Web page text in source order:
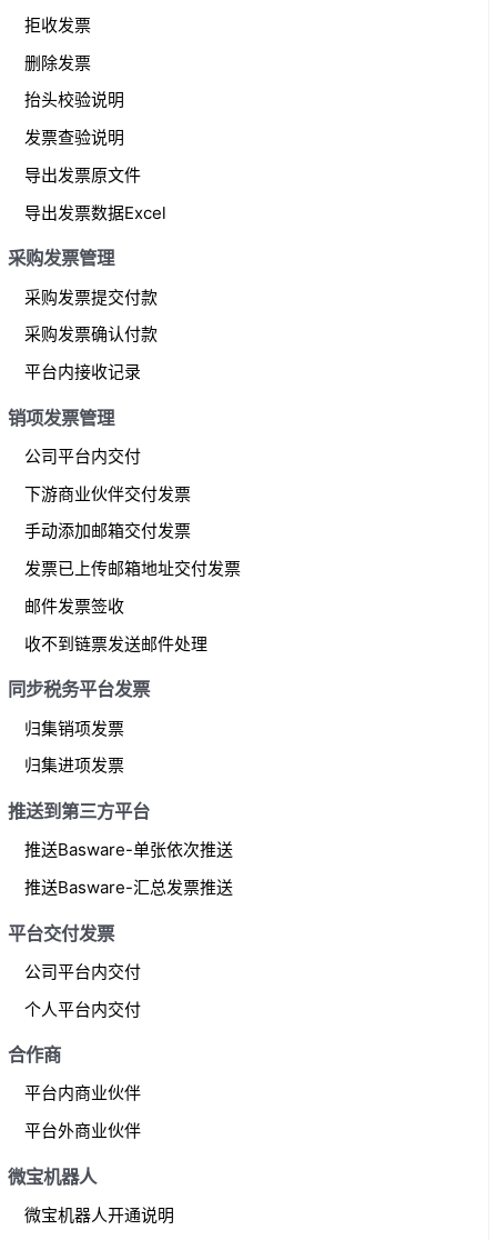
拒收发票
删除发票
抬头校验说明
发票查验说明
导出发票原文件
导出发票数据Excel
采购发票管理
采购发票提交付款
采购发票确认付款
平台内接收记录
销项发票管理
公司平台内交付
下游商业伙伴交付发票
手动添加邮箱交付发票
发票已上传邮箱地址交付发票
邮件发票签收
收不到链票发送邮件处理
同步税务平台发票
归集销项发票
归集进项发票
推送到第三方平台
推送Basware-单张依次推送
推送Basware-汇总发票推送
平台交付发票
公司平台内交付
个人平台内交付
合作商
平台内商业伙伴
平台外商业伙伴
微宝机器人
微宝机器人开通说明